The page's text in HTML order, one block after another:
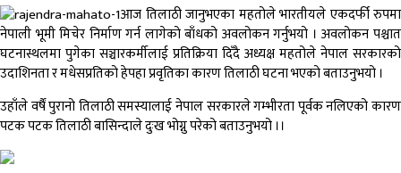
आज तिलाठी जानुभएका महतोले भारतीयले एकदर्फी रुपमा
नेपाली भूमी मिचेर निर्माण गर्न लागेको बाँधको अवलोकन गर्नुभयो । अवलोकन पश्चात
घटनास्थलमा पुगेका सञ्चारकर्मीलाई प्रतिक्रिया दिँदै अध्यक्ष महतोले नेपाल सरकारको
उदाशिनता र मधेसप्रतिको हेपहा प्रवृतिका कारण तिलाठी घटना भएको बताउनुभयो ।
उहाँले वर्षैं पुरानो तिलाठी समस्यालाई नेपाल सरकारले गम्भीरता पूर्वक नलिएको कारण
पटक पटक तिलाठी बासिन्दाले दुःख भोग्नु परेको बताउनुभयो ।।